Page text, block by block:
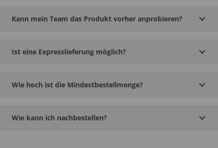
Kann mein Team das Produkt vorher anprobieren?
Ist eine Expresslieferung möglich?
Wie hoch ist die Mindestbestellmenge?
Wie kann ich nachbestellen?